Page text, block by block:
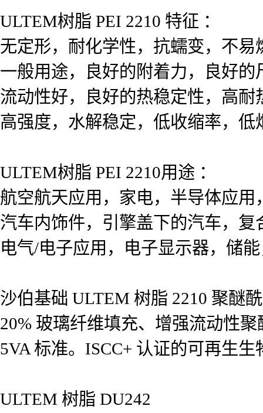
ULTEM树脂 PEI 2210 特征 ：
无定形，耐化学性，抗蠕变，不易
一般用途，良好的附着力，良好的
流动性好，良好的热稳定性，高耐
高强度，水解稳定，低收缩率，低
ULTEM树脂 PEI 2210用途 ：
航空航天应用，家电，半导体应用
汽车内饰件，引擎盖下的汽车，复
电气/电子应用，电子显示器，储
沙伯基础 ULTEM 树脂 2210 聚醚
20% 玻璃纤维填充、增强流动性
5VA 标准。ISCC+ 认证的可再生
ULTEM 树脂 DU242